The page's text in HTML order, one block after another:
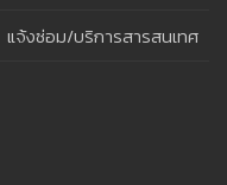
แจ้งซ่อม/บริการสารสนเทศ